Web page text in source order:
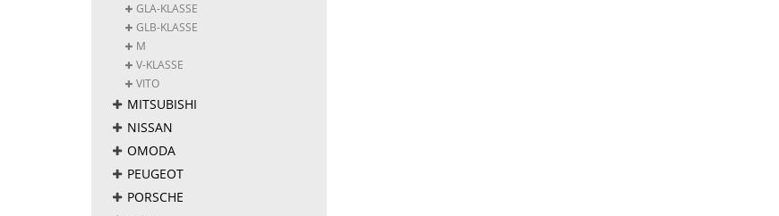
GLA-KLASSE
GLB-KLASSE
M
V-KLASSE
VITO
MITSUBISHI
NISSAN
OMODA
PEUGEOT
PORSCHE